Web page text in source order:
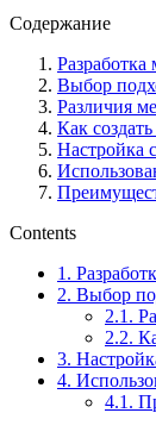
Содержание
Выбор
Различия
Как
Настройка
Contents
1.
2. Выбор
2.1.
2.2.
3.
4.
4.1.